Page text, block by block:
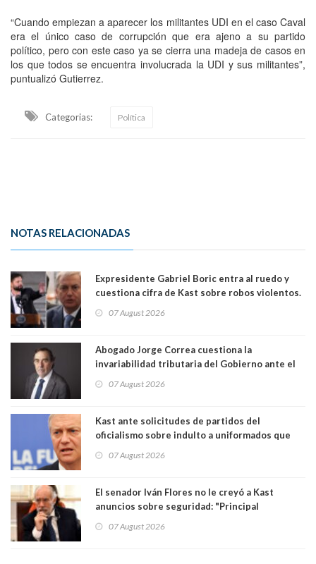
“Cuando empiezan a aparecer los militantes UDI en el caso Caval
era el único caso de corrupción que era ajeno a su partido
político, pero con este caso ya se cierra una madeja de casos en
los que todos se encuentra involucrada la UDI y sus militantes”,
puntualizó Gutierrez.
Categorias: Política
NOTAS RELACIONADAS
Expresidente Gabriel Boric entra al ruedo y
cuestiona cifra de Kast sobre robos violentos.
07 August 2026
Abogado Jorge Correa cuestiona la
invariabilidad tributaria del Gobierno ante el
democracia” y "defendemos la alternancia en el
07 August 2026
Kast ante solicitudes de partidos del
oficialismo sobre indulto a uniformados que
07 August 2026
El senador Iván Flores no le creyó a Kast
anuncios sobre seguridad: "Principal
perseguir ruta del dinero y levantar secreto
07 August 2026